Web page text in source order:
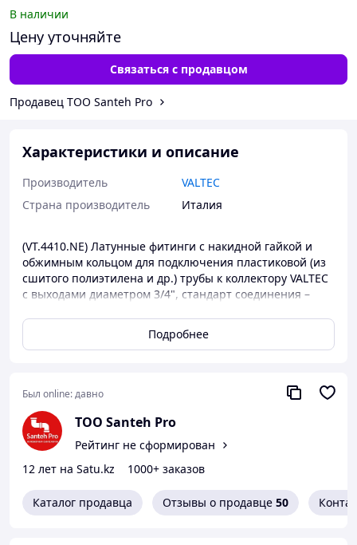
В наличии
Цену уточняйте
Связаться с продавцом
Продавец ТОО Santeh Pro
Характеристики и описание
Производитель
VALTEC
Страна производитель
Италия
(VT.4410.NE) Латунные фитинги с накидной гайкой и
обжимным кольцом для подключения пластиковой (из
сшитого полиэтилена и др.) трубы к коллектору VALTEC
с выходами диаметром 3/4", стандарт соединения –
Подробнее
Был online:давно
ТОО Santeh Pro
Рейтинг не сформирован
12 лет на Satu.kz
1000+ заказов
Каталог продавца Отзывы о продавце 50